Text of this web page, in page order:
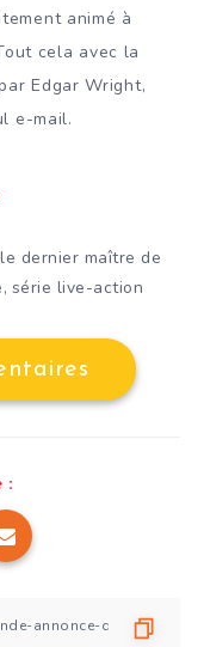
animé à
cela avec la
Edgar Wright,
e-mail.
dernier maître de
, série live-action
: